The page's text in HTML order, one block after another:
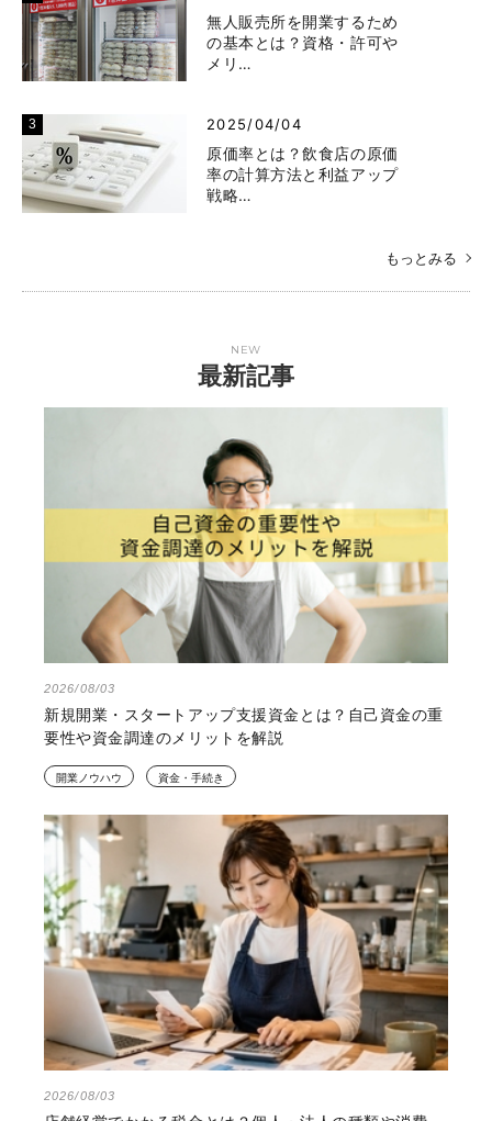
無人販売所を開業するため
の基本とは？資格・許可や
メリ…
2025/04/04
原価率とは？飲食店の原価
率の計算方法と利益アップ
戦略…
もっとみる
NEW
最新記事
2026/08/03
新規開業・スタートアップ支援資金とは？自己資金の重
要性や資金調達のメリットを解説
開業ノウハウ 資金・手続き
2026/08/03